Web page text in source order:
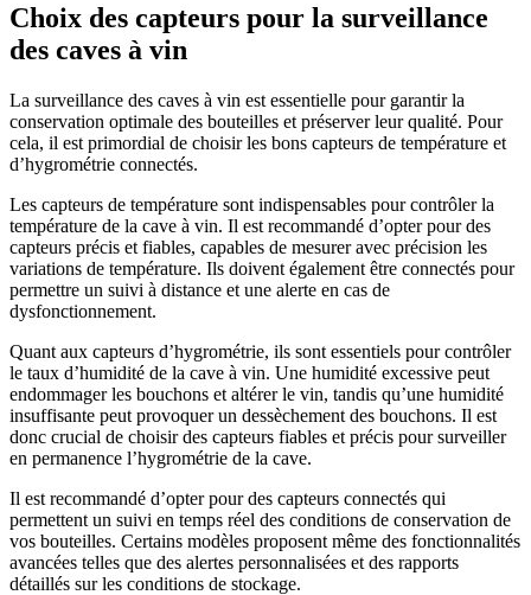
Choix des capteurs pour la surveillance
des caves à vin
La surveillance des caves à vin est essentielle pour garantir la
conservation optimale des bouteilles et préserver leur qualité. Pour
cela, il est primordial de choisir les bons capteurs de température et
d’hygrométrie connectés.
Les capteurs de température sont indispensables pour contrôler la
température de la cave à vin. Il est recommandé d’opter pour des
capteurs précis et fiables, capables de mesurer avec précision les
variations de température. Ils doivent également être connectés pour
permettre un suivi à distance et une alerte en cas de
dysfonctionnement.
Quant aux capteurs d’hygrométrie, ils sont essentiels pour contrôler
le taux d’humidité de la cave à vin. Une humidité excessive peut
endommager les bouchons et altérer le vin, tandis qu’une humidité
insuffisante peut provoquer un dessèchement des bouchons. Il est
donc crucial de choisir des capteurs fiables et précis pour surveiller
en permanence l’hygrométrie de la cave.
Il est recommandé d’opter pour des capteurs connectés qui
permettent un suivi en temps réel des conditions de conservation de
vos bouteilles. Certains modèles proposent même des fonctionnalités
avancées telles que des alertes personnalisées et des rapports
détaillés sur les conditions de stockage.